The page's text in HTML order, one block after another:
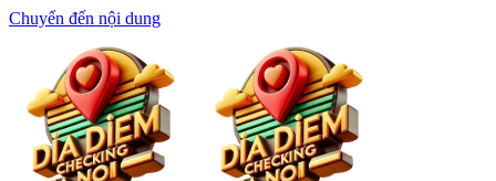
Chuyển đến nội dung